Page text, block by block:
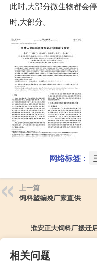
此时,大部分微生物都会
时,大部分。
网络标签：
上一篇
饲料塑编袋厂家直供
淮安正大饲料厂搬迁
相关问题